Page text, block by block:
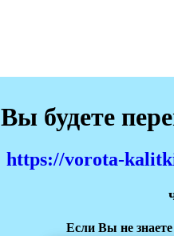
Вы будете
https://vorota-
Если Вы не